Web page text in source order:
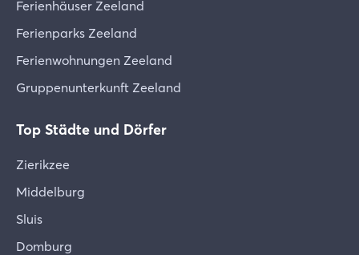
Ferienhäuser Zeeland
Ferienparks Zeeland
Ferienwohnungen Zeeland
Gruppenunterkunft Zeeland
Top Städte und Dörfer
Zierikzee
Middelburg
Sluis
Domburg